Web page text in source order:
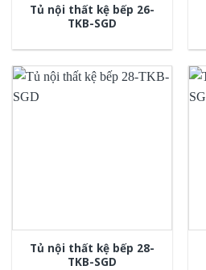
Tủ nội thất kệ bếp 26-
TKB-SGD
Tủ nội thất kệ bếp 28-
TKB-SGD